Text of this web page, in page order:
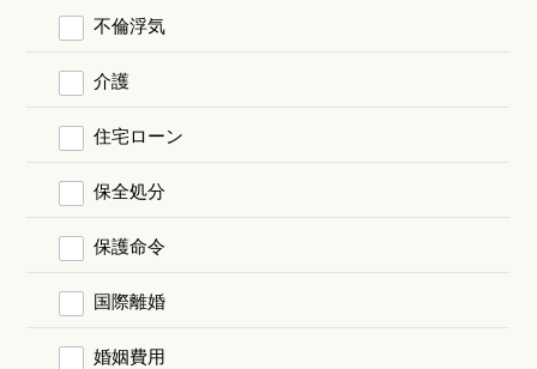
不倫浮気
介護
住宅ローン
保全処分
保護命令
国際離婚
婚姻費用